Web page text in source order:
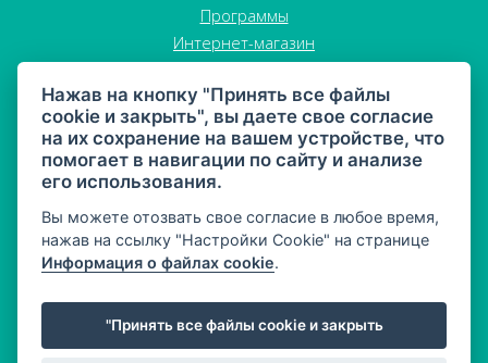
Программы
Интернет-магазин
Блог
Стать участником
Контакты
Карта сайта
Нажав на кнопку "Принять все файлы
cookie и закрыть", вы даете свое согласие
на их сохранение на вашем устройстве, что
помогает в навигации по сайту и анализе
его использования.
Вы можете отозвать свое согласие в любое время,
нажав на ссылку "Настройки Cookie" на странице
Информация о файлах cookie.
"Принять все файлы cookie и закрыть